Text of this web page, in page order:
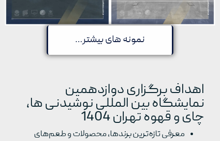
نمونه های بیشتر...
اهداف برگزاری دوازدهمین
نمایشگاه بین المللی نوشیدنی ها،
چای و قهوه تهران 1404
معرفی تازه‌ترین برندها، محصولات و طعم‌های